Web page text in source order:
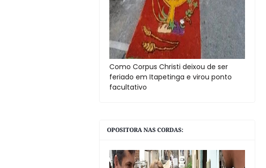
Como Corpus Christi deixou de ser
feriado em Itapetinga e virou ponto
facultativo
OPOSITORA NAS CORDAS: